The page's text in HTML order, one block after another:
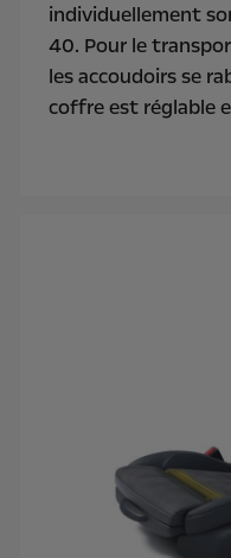
individuellement
40. Pour le
les accoudoirs se
coffre est réglable